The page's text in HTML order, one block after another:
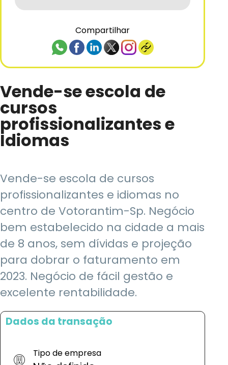
Compartilhar
Vende-se escola de
cursos
profissionalizantes e
Idiomas
Vende-se escola de cursos
profissionalizantes e idiomas no
centro de Votorantim-Sp. Negócio
bem estabelecido na cidade a mais
de 8 anos, sem dívidas e projeção
para dobrar o faturamento em
2023. Negócio de fácil gestão e
excelente rentabilidade.
Dados da transação
Tipo de empresa